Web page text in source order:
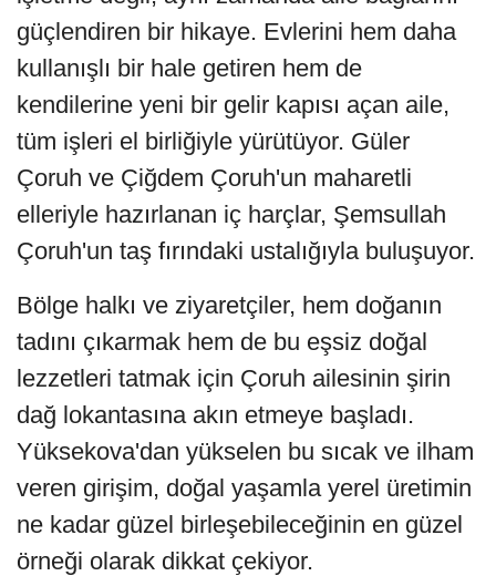
güçlendiren bir hikaye. Evlerini hem daha
kullanışlı bir hale getiren hem de
kendilerine yeni bir gelir kapısı açan aile,
tüm işleri el birliğiyle yürütüyor. Güler
Çoruh ve Çiğdem Çoruh'un maharetli
elleriyle hazırlanan iç harçlar, Şemsullah
Çoruh'un taş fırındaki ustalığıyla buluşuyor.
Bölge halkı ve ziyaretçiler, hem doğanın
tadını çıkarmak hem de bu eşsiz doğal
lezzetleri tatmak için Çoruh ailesinin şirin
dağ lokantasına akın etmeye başladı.
Yüksekova'dan yükselen bu sıcak ve ilham
veren girişim, doğal yaşamla yerel üretimin
ne kadar güzel birleşebileceğinin en güzel
örneği olarak dikkat çekiyor.